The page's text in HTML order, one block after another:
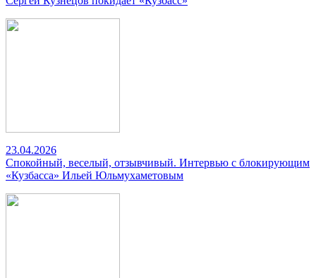
23.04.2026
Спокойный, веселый, отзывчивый. Интервью с блокирующим
«Кузбасса» Ильей Юльмухаметовым